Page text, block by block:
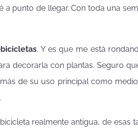
a punto de llegar. Con toda una
bicicletas. Y es que me está
decorarla con plantas. Seguro
de su uso principal como
.
realmente antigua, de esas